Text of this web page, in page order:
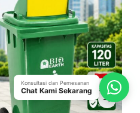
Konsultasi dan Pemesanan
Chat Kami Sekarang